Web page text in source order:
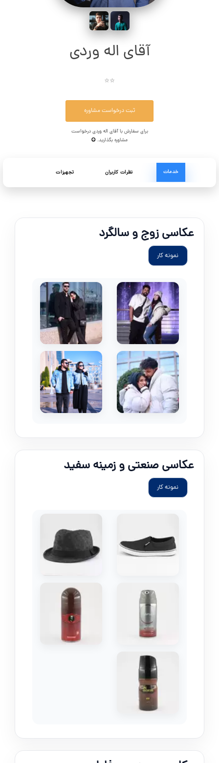
آقای اله وردی
⭐⭐
ثبت درخواست مشاوره
برای سفارش با آقای اله وردی درخواست
مشاوره بگذارید.
خدمات نظرات کاربران تجهیزات
عکاسی زوج و سالگرد
نمونه کار
عکاسی صنعتی و زمینه سفید
نمونه کار